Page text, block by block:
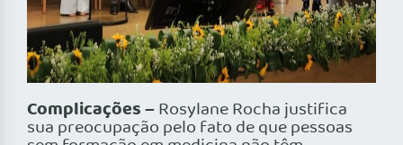
Complicações –Rosylane Rocha justifica
sua preocupação pelo fato de que pessoas